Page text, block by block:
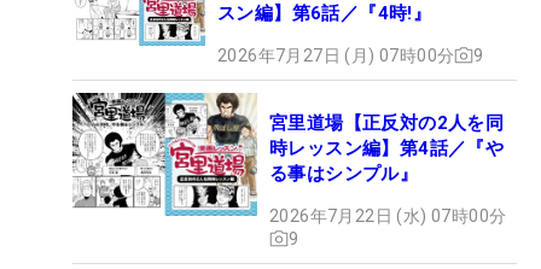
スン編】第6話／『4時!』
2026年7月27日 (月) 07時00分 9
宮里道場【正反対の2人を同
時レッスン編】第4話／『や
る事はシンプル』
2026年7月22日 (水) 07時00分
9